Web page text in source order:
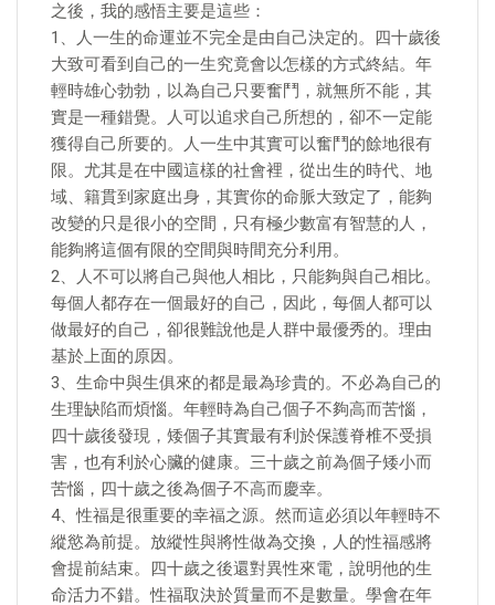
之後，我的感悟主要是這些：
1、人一生的命運並不完全是由自己決定的。四十歲後
大致可看到自己的一生究竟會以怎樣的方式終結。年
輕時雄心勃勃，以為自己只要奮鬥，就無所不能，其
實是一種錯覺。人可以追求自己所想的，卻不一定能
獲得自己所要的。人一生中其實可以奮鬥的餘地很有
限。尤其是在中國這樣的社會裡，從出生的時代、地
域、籍貫到家庭出身，其實你的命脈大致定了，能夠
改變的只是很小的空間，只有極少數富有智慧的人，
能夠將這個有限的空間與時間充分利用。
2、人不可以將自己與他人相比，只能夠與自己相比。
每個人都存在一個最好的自己，因此，每個人都可以
做最好的自己，卻很難說他是人群中最優秀的。理由
基於上面的原因。
3、生命中與生俱來的都是最為珍貴的。不必為自己的
生理缺陷而煩惱。年輕時為自己個子不夠高而苦惱，
四十歲後發現，矮個子其實最有利於保護脊椎不受損
害，也有利於心臟的健康。三十歲之前為個子矮小而
苦惱，四十歲之後為個子不高而慶幸。
4、性福是很重要的幸福之源。然而這必須以年輕時不
縱慾為前提。放縱性與將性做為交換，人的性福感將
會提前結束。四十歲之後還對異性來電，說明他的生
命活力不錯。性福取決於質量而不是數量。學會在年